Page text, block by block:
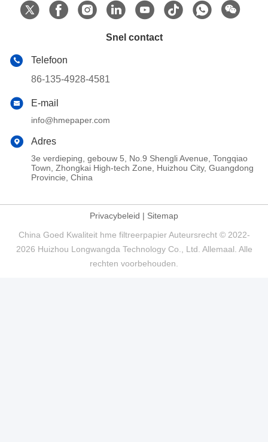
Snel contact
Telefoon
86-135-4928-4581
E-mail
info@hmepaper.com
Adres
3e verdieping, gebouw 5, No.9 Shengli Avenue, Tongqiao
Town, Zhongkai High-tech Zone, Huizhou City, Guangdong
Provincie, China
Privacybeleid | Sitemap
China Goed Kwaliteit hme filtreerpapier Auteursrecht © 2022-
2026 Huizhou Longwangda Technology Co., Ltd. Allemaal. Alle
rechten voorbehouden.